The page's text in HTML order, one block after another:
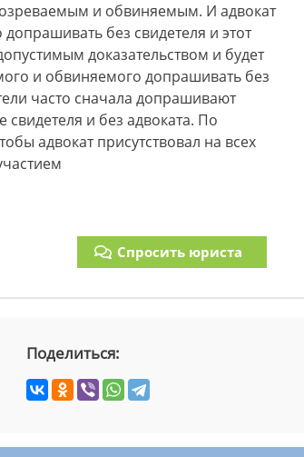
и обвиняемым. И адвокат
без свидетеля и этот
доказательством и будет
и обвиняемого допрашивать без
часто сначала допрашивают
и без адвоката. По
адвокат присутствовал на всех
Спросить юриста
Поделиться: